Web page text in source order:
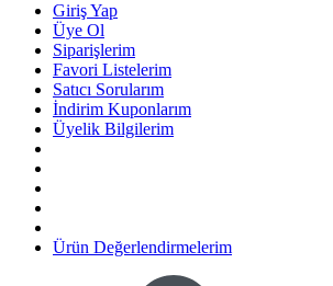
Giriş Yap
Üye Ol
Siparişlerim
Favori Listelerim
Satıcı Sorularım
İndirim Kuponlarım
Üyelik Bilgilerim
Ürün Değerlendirmelerim